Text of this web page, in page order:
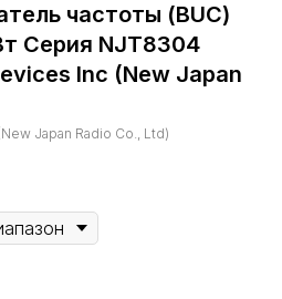
частоты (BUC)
Серия NJT8304
Inc (New Japan
Japan Radio Co., Ltd)